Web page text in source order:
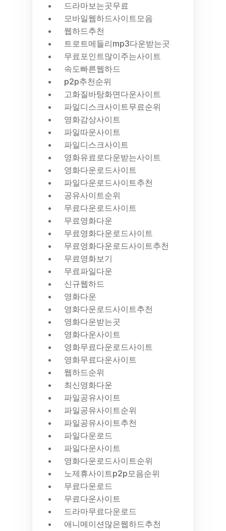
드라마보는곳무료
모바일웹하드사이트모음
웹하드추천
트로트메들리mp3다운받는곳
무료포인트많이주는사이트
속도빠른웹하드
p2p추천순위
고화질바탕화면다운사이트
파일디스크사이트무료순위
영화감상사이트
파일따운사이트
파일디스크사이트
영화유료로다운받는사이트
영화다운로드사이트
파일다운로드사이트추천
공유사이트순위
무료다운로드사이트
무료영화다운
무료영화다운로드사이트
무료영화다운로드사이트추천
무료영화보기
무료파일다운
신규웹하드
영화다운
영화다운로드사이트추천
영화다운받는곳
영화다운사이트
영화무료다운로드사이트
영화무료다운사이트
웹하드순위
최신영화다운
파일공유사이트
파일공유사이트순위
파일공유사이트추천
파일다운로드
파일다운사이트
영화다운로드사이트순위
노제휴사이트p2p모음순위
무료다운로드
무료다운사이트
드라마무료다운로드
애니메이션많은웹하드추천